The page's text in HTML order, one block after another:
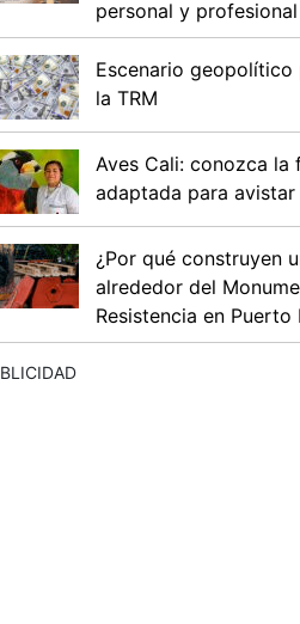
personal y profesional
Escenario geopolítico
la TRM
Aves Cali: conozca la
adaptada para
¿Por qué construyen
alrededor del
Resistencia en Puerto